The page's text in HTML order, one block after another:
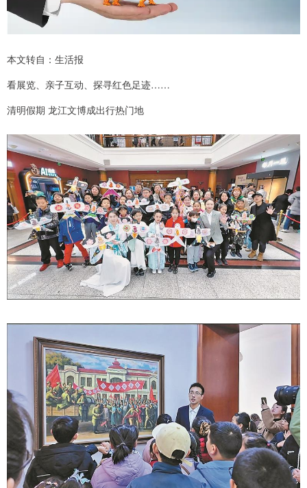
本文转自：生活报
看展览、亲子互动、探寻红色足迹……
清明假期 龙江文博成出行热门地